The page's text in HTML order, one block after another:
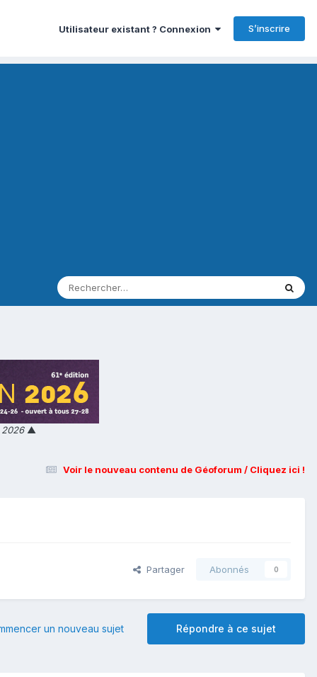
Utilisateur existant ? Connexion S’inscrire
▲
Voir le nouveau contenu de Géoforum / Cliquez ici !
Partager Abonnés 0
Répondre à ce sujet
un nouveau sujet